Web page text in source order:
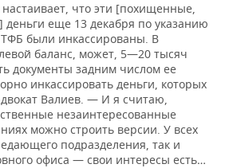
что эти [похищенные,
деньги еще 13 декабря по указанию
были инкассированы. В
баланс, может, 5—20 тысяч
документы задним числом ее
инкассировать деньги, которых
Валиев. — И я считаю,
незаинтересованные
можно строить версии. У всех
подразделения, так и
офиса — свои интересы есть…